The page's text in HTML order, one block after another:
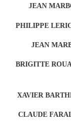
JEAN
PHILIPPE
JEAN
BRIGITTE
XAVIER
CLAUDE